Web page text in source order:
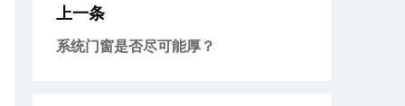
上一条
系统门窗是否尽可能厚？